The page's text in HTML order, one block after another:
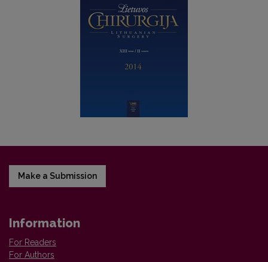
Make a Submission
Information
For Readers
For Authors